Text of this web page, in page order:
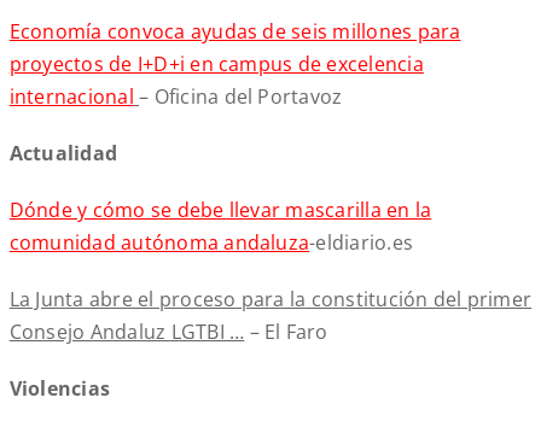
Economía convoca ayudas de seis millones para
proyectos de I+D+i en campus de excelencia
internacional – Oficina del Portavoz
Actualidad
Dónde y cómo se debe llevar mascarilla en la
comunidad autónoma andaluza-eldiario.es
La Junta abre el proceso para la constitución del primer
Consejo Andaluz LGTBI … – El Faro
Violencias